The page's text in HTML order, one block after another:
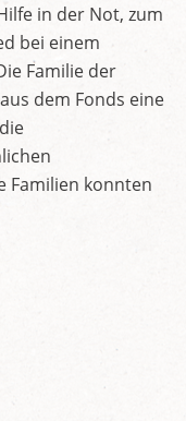
in der Not, zum
bei einem
Familie der
dem Fonds eine
Familien konnten